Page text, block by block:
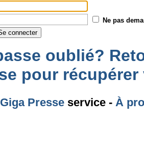
Ne pas
oublié?
pour
Giga Presse service - À